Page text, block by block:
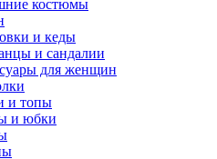
костюмы
и кеды
и сандалии
для женщин
и топы
и юбки